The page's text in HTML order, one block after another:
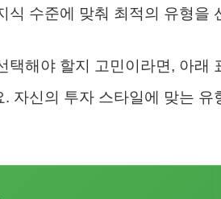
식 수준에 맞춰 최적의 유형을
택해야 할지 고민이라면, 아래
. 자신의 투자 스타일에 맞는